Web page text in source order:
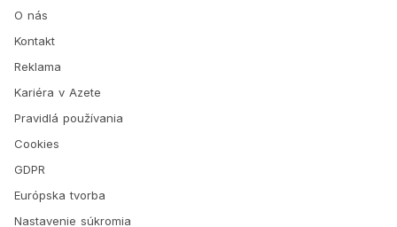
O nás
Kontakt
Reklama
Kariéra v Azete
Pravidlá používania
Cookies
GDPR
Európska tvorba
Nastavenie súkromia